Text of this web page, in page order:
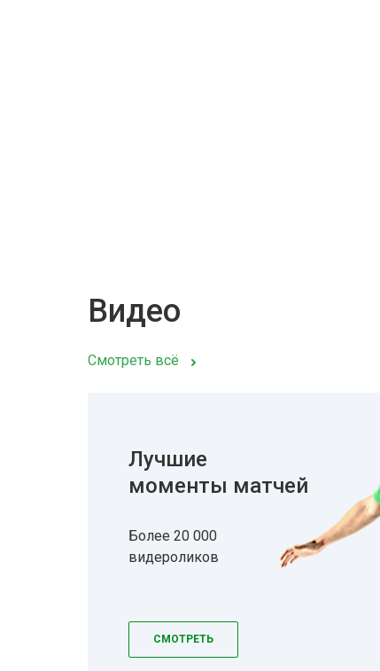
Видео
Смотреть всё
Лучшие
моменты матчей
Более 20 000
видероликов
СМОТРЕТЬ